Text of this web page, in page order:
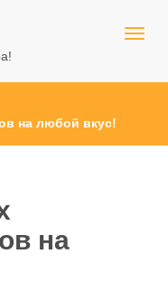
на любой вкус!
на